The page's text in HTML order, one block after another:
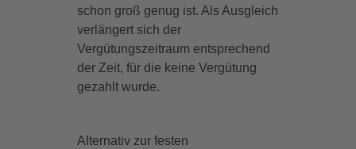
schon groß genug ist. Als Ausgleich
verlängert sich der
Vergütungszeitraum entsprechend
der Zeit, für die keine Vergütung
gezahlt wurde.
Alternativ zur festen